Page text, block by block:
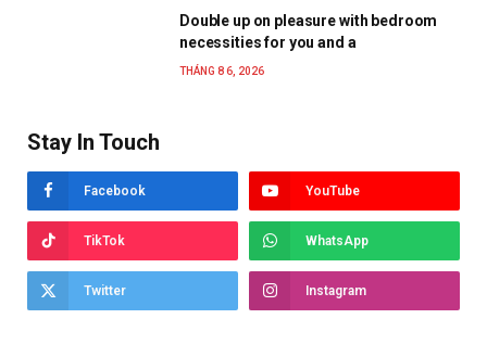
Double up on pleasure with bedroom
necessities for you and a
THÁNG 8 6, 2026
Stay In Touch
Facebook YouTube
TikTok WhatsApp
Twitter Instagram